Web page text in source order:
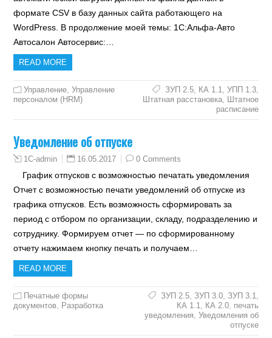
формате CSV в базу данных сайта работающего на
WordPress. В продолжение моей темы: 1С:Альфа-Авто
Автосалон Автосервис:…
READ MORE
Управление,Управление
персоналом (HRM)
ЗУП 2.5, КА 1.1, УПП 1.3,
Штатная расстановка, Штатное
расписание
Уведомление об отпуске
1C-admin 16.05.2017 0 Comments
График отпусков с возможностью печатать уведомления
Отчет с возможностью печати уведомлений об отпуске из
графика отпусков. Есть возможность сформировать за
период с отбором по организации, складу, подразделению и
сотруднику. Формируем отчет — по сформированному
отчету нажимаем кнопку печать и получаем…
READ MORE
Печатные формы
документов, Разработка
ЗУП 2.5, ЗУП 3.0, ЗУП 3.1,
КА 1.1, КА 2.0, печать
уведомления, Уведомления об
отпуске